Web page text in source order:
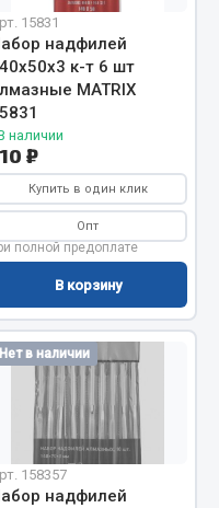
15831
надфилей
к-т 6 шт
MATRIX
наличии
₽
Купить в один клик
Опт
полной предоплате
В корзину
Нет в наличии
158357
надфилей